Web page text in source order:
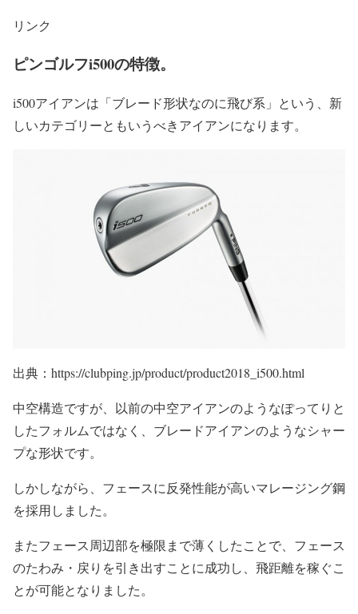
リンク
ピンゴルフi500の特徴。
i500アイアンは「ブレード形状なのに飛び系」という、新
しいカテゴリーともいうべきアイアンになります。
出典：https://clubping.jp/product/product2018_i500.html
中空構造ですが、以前の中空アイアンのようなぽってりと
したフォルムではなく、ブレードアイアンのようなシャー
プな形状です。
しかしながら、フェースに反発性能が高いマレージング鋼
を採用しました。
またフェース周辺部を極限まで薄くしたことで、フェース
のたわみ・戻りを引き出すことに成功し、飛距離を稼ぐこ
とが可能となりました。